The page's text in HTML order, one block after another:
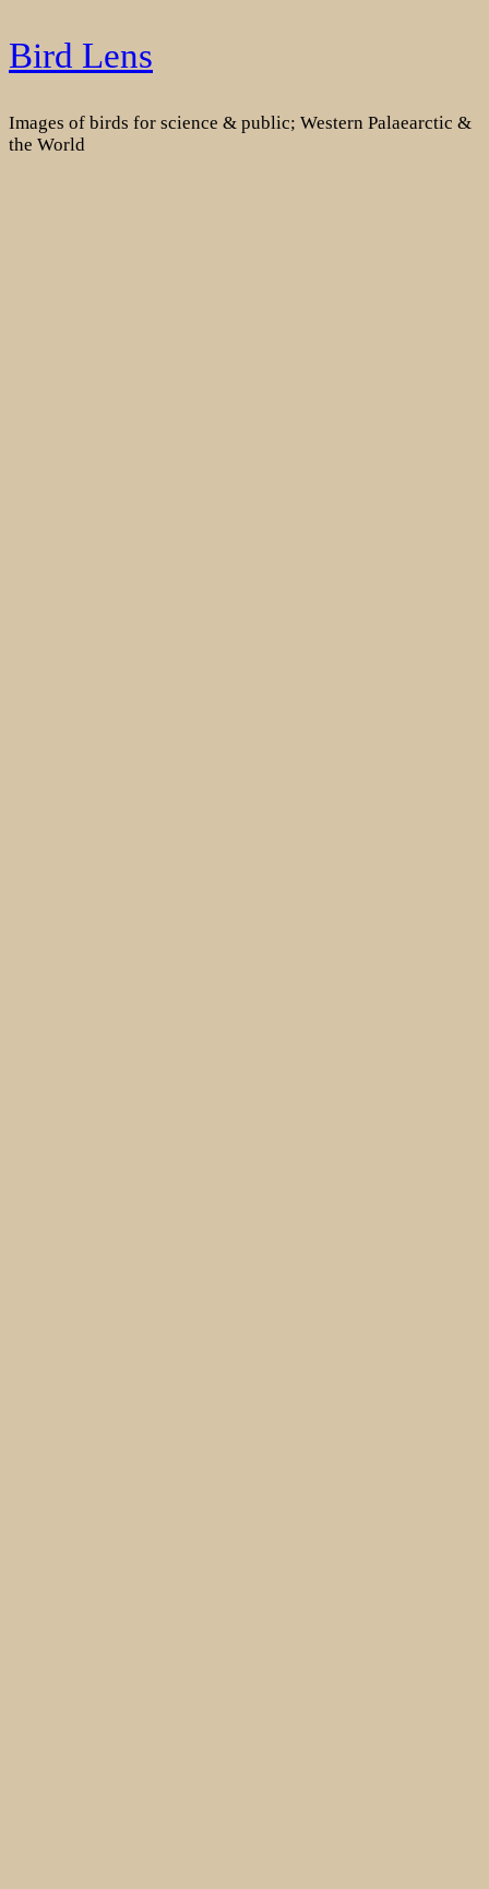
Skip
to
Bird Lens
Images of birds for science & public; Western Palaearctic &
the World